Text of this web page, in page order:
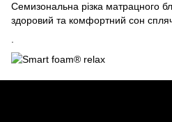
Семизональна різка матрацного
здоровий та комфортний сон
.